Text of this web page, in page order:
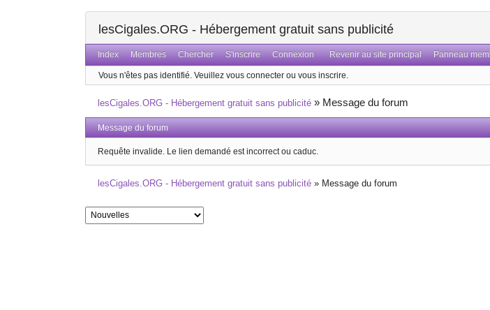
lesCigales.ORG - Hébergement gratuit sans publicité
Index Membres Chercher S'inscrire Connexion Revenir au site principal Panneau
Vous n'êtes pas identifié. Veuillez vous connecter ou vous inscrire.
lesCigales.ORG - Hébergement gratuit sans publicité » Message du forum
Message du forum
Requête invalide. Le lien demandé est incorrect ou caduc.
lesCigales.ORG - Hébergement gratuit sans publicité » Message du forum